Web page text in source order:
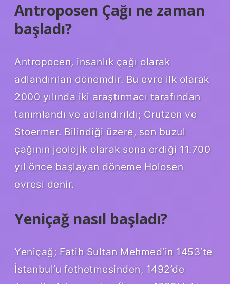
Antroposen Çağı ne zaman
başladı?
Antropocen, insanlık çağı olarak
adlandırılan dönemdir. Bu evre ilk olarak
2000 yılında iki araştırmacı tarafından
tanımlandı ve adlandırıldı; Crutzen ve
Stoermer. Bilindiği üzere, son buzul
çağının jeolojik olarak sona erdiği 11.700
yıl önce başlayan döneme Holosen
evresi denir.
Yeniçağ nasıl başladı?
Yeniçağ; Fatih Sultan Mehmed’in 1453’te
İstanbul’u fethetmesinden, 1492’de